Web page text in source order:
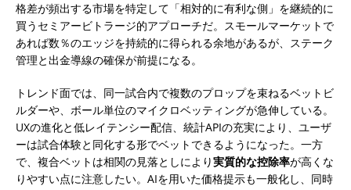
格差が頻出する市場を特定して「相対的に有利な側」を継続的に
買うセミアービトラージ的アプローチだ。スモールマーケットで
あれば数％のエッジを持続的に得られる余地があるが、ステーク
管理と出金導線の確保が前提になる。
トレンド面では、同一試合内で複数のプロップを束ねるベットビ
ルダーや、ボール単位のマイクロベッティングが急伸している。
UXの進化と低レイテンシー配信、統計APIの充実により、ユーザ
ーは試合体験と同化する形でベットできるようになった。一方
で、複合ベットは相関の見落としにより実質的な控除率が高くな
りやすい点に注意したい。AIを用いた価格提示も一般化し、同時